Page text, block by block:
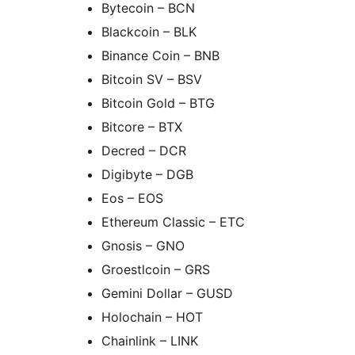
Bytecoin – BCN
Blackcoin – BLK
Binance Coin – BNB
Bitcoin SV – BSV
Bitcoin Gold – BTG
Bitcore – BTX
Decred – DCR
Digibyte – DGB
Eos – EOS
Ethereum Classic – ETC
Gnosis – GNO
Groestlcoin – GRS
Gemini Dollar – GUSD
Holochain – HOT
Chainlink – LINK